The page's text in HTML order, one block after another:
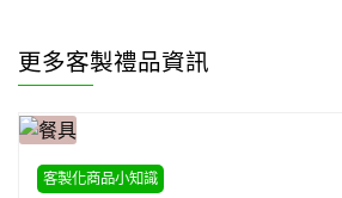
更多客製禮品資訊
客製化商品小知識